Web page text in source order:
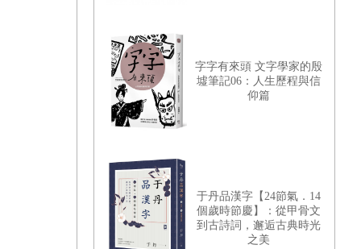
字字有來頭 文字學家的殷
墟筆記06：人生歷程與信
仰篇
于丹品漢字【24節氣．14
個歲時節慶】：從甲骨文
到古詩詞，邂逅古典時光
之美